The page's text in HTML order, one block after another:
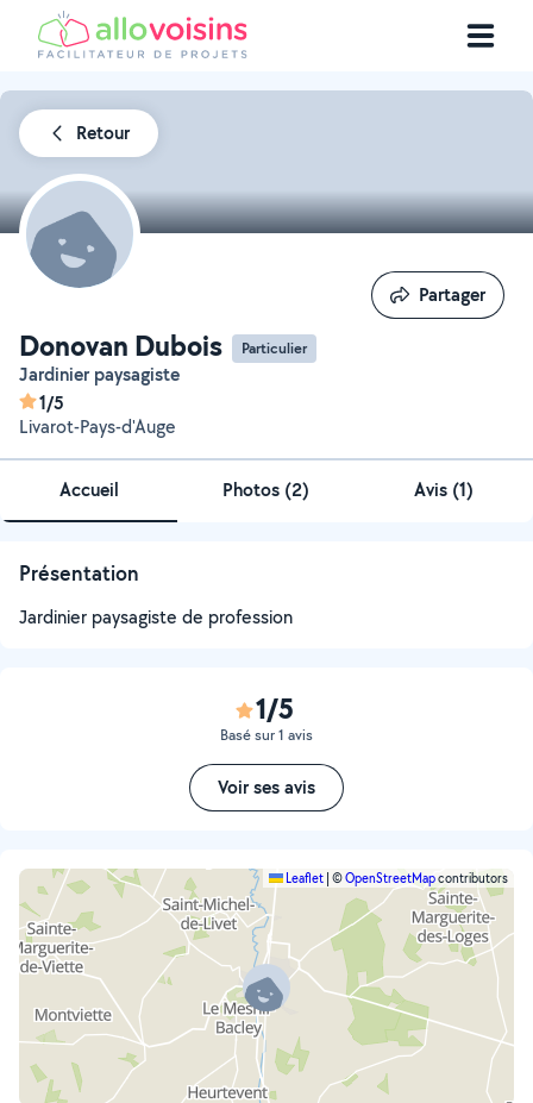
Retour
Donovan Dubois Particulier
Jardinier paysagiste
1/5
Livarot-Pays-d'Auge
Partager
Partager
Accueil Photos (2) Avis (1)
Présentation
Jardinier paysagiste de profession
1/5
Basé sur 1 avis
Voir ses avis
Leaflet ©OpenStreetMapcontributors